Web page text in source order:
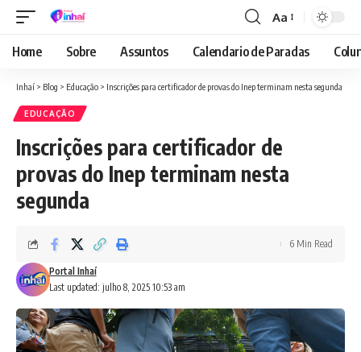
Font
Resizer
Aa
Home Sobre Assuntos Calendario de Paradas
Inhaí > Blog > Educação > Inscrições para certificador de provas do Inep terminam nesta segunda
EDUCAÇÃO
Inscrições para certificador de
provas do Inep terminam nesta
segunda
Last updated: julho 8, 2025 10:53 am
Portal Inhaí
6 Min Read